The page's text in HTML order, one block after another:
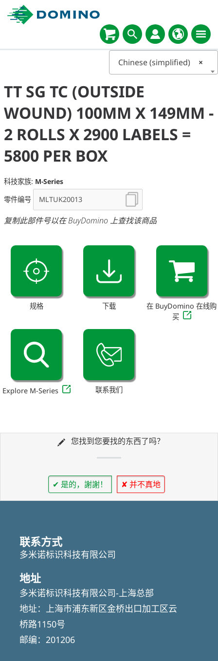
×
Chinese (simplified)
TT SG TC (OUTSIDE
WOUND) 100MM X 149MM -
2 ROLLS X 2900 LABELS =
5800 PER BOX
科技家族: M-Series
零件编号
复制此部件号以在 BuyDomino 上查找该商品
规格 下载
在 BuyDomino 在线购
买
Explore M-Series 联系我们
您找到您要找的东西了吗？
✔ 是的，謝謝！ ✘ 并不真地
联系方式
多米诺标识科技有限公司
地址
多米诺标识科技有限公司-上海总部
地址：上海市浦东新区金桥出口加工区云
桥路1150号
邮编：201206